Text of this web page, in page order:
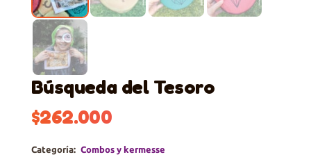
Búsqueda del Tesoro
$262.000
Categoría: Combos y kermesse